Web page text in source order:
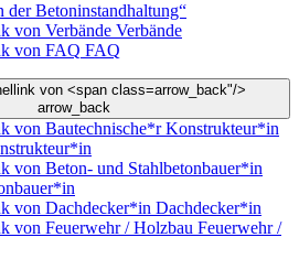
der Betoninstandhaltung“
Verbände
FAQ
arrow_back"/>
arrow_back
Dachdecker*in
Feuerwehr /